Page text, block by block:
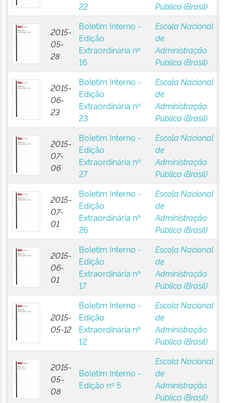
22
Pública (Brasil)
2015-
05-
28
Boletim Interno -
Edição
Extraordinária nº
16
Escola Nacional
de
Administração
Pública (Brasil)
2015-
06-
23
Boletim Interno -
Edição
Extraordinária nº
23
Escola Nacional
de
Administração
Pública (Brasil)
2015-
07-
06
Boletim Interno -
Edição
Extraordinária nº
27
Escola Nacional
de
Administração
Pública (Brasil)
2015-
07-
01
Boletim Interno -
Edição
Extraordinária nº
26
Escola Nacional
de
Administração
Pública (Brasil)
2015-
06-
01
Boletim Interno -
Edição
Extraordinária nº
17
Escola Nacional
de
Administração
Pública (Brasil)
2015-
05-12
Boletim Interno -
Edição
Extraordinária nº
12
Escola Nacional
de
Administração
Pública (Brasil)
2015-
05-
08
Boletim Interno -
Edição nº 5
Escola Nacional
de
Administração
Pública (Brasil)